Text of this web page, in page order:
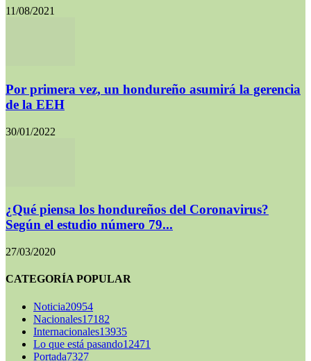
11/08/2021
Por primera vez, un hondureño asumirá la gerencia
de la EEH
30/01/2022
¿Qué piensa los hondureños del Coronavirus?
Según el estudio número 79...
27/03/2020
CATEGORÍA POPULAR
Noticia20954
Nacionales17182
Internacionales13935
Lo que está pasando12471
Portada7327